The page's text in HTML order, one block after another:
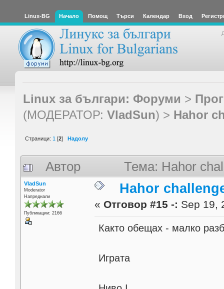
Linux-BG Начало Помощ Търси Календар Вход
Linux за българи: Форуми >
(МОДЕРАТОР: VladSun) > Hahor
Страници: 1 [2] Надолу
Автор Тема: Hahor
VladSun
Moderator
Напреднали
Публикации: 2166
Hahor
« Отговор #15 -: Sep 19,
Както обещах - малко
Играта